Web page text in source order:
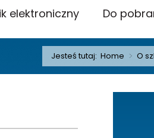
elektroniczny Do
Jesteś tutaj: Home > O